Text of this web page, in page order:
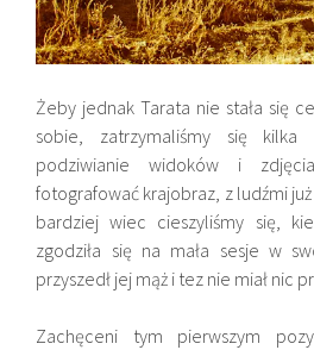
Żeby jednak Tarata nie stała się
sobie, zatrzymaliśmy się
podziwianie widoków i
fotografować krajobraz, z ludźmi już
bardziej wiec cieszyliśmy się,
zgodziła się na mała sesje w
przyszedł jej mąż i tez nie miał nic
Zachęceni tym pierwszym